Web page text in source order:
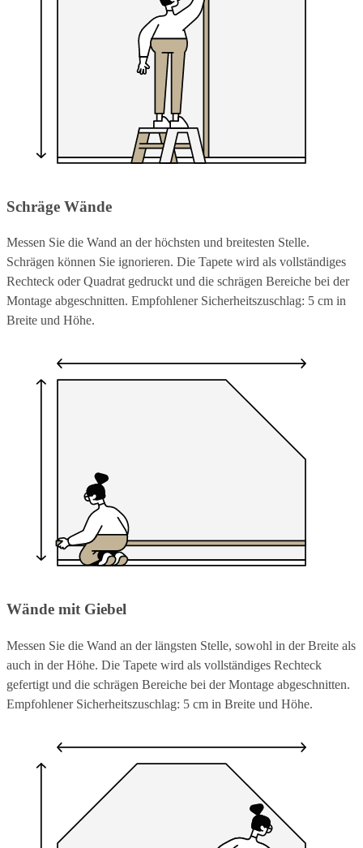
Schräge Wände
Messen Sie die Wand an der höchsten und breitesten Stelle.
Schrägen können Sie ignorieren. Die Tapete wird als vollständiges
Rechteck oder Quadrat gedruckt und die schrägen Bereiche bei der
Montage abgeschnitten. Empfohlener Sicherheitszuschlag: 5 cm in
Breite und Höhe.
Wände mit Giebel
Messen Sie die Wand an der längsten Stelle, sowohl in der Breite als
auch in der Höhe. Die Tapete wird als vollständiges Rechteck
gefertigt und die schrägen Bereiche bei der Montage abgeschnitten.
Empfohlener Sicherheitszuschlag: 5 cm in Breite und Höhe.